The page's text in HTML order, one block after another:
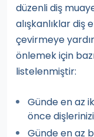
düzenli diş
alışkanlıklar diş
çevirmeye
önlemek için
listelenmiştir:
Günde en az
önce
Günde en az